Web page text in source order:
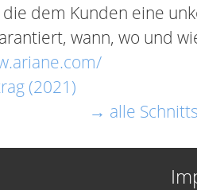
dem Kunden eine
wann, wo und
(2021)
→ alle